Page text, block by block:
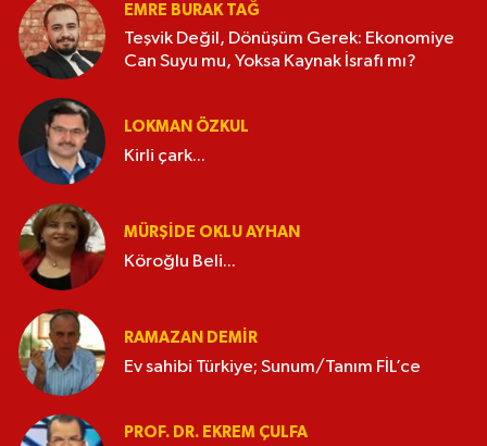
EMRE BURAK TAĞ
Teşvik Değil, Dönüşüm Gerek: Ekonomiye
Can Suyu mu, Yoksa Kaynak İsrafı mı?
LOKMAN ÖZKUL
Kirli çark...
MÜRŞIDE OKLU AYHAN
Köroğlu Beli...
RAMAZAN DEMİR
Ev sahibi Türkiye; Sunum/Tanım FİL’ce
PROF. DR. EKREM ÇULFA